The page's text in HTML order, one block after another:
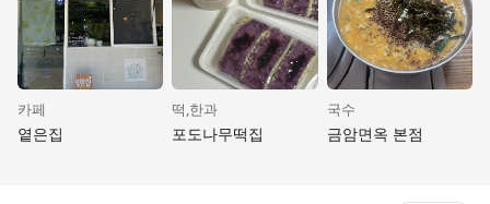
카페
옅은집
떡,한과
포도나무떡집
국수
금암면옥 본점